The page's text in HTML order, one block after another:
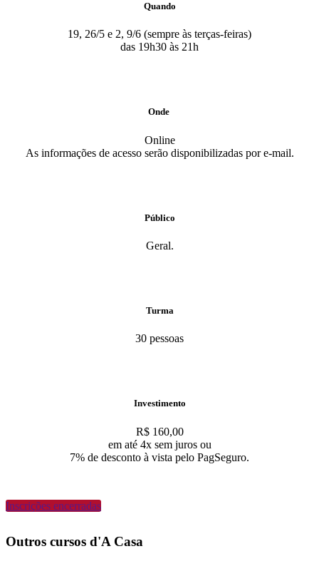
Quando
19, 26/5 e 2, 9/6 (sempre às terças-feiras)
das 19h30 às 21h
Onde
Online
As informações de acesso serão disponibilizadas por e-mail.
Público
Geral.
Turma
30 pessoas
Investimento
R$ 160,00
em até 4x sem juros ou
7% de desconto à vista pelo PagSeguro.
Inscrições encerradas
Outros cursos d'A Casa